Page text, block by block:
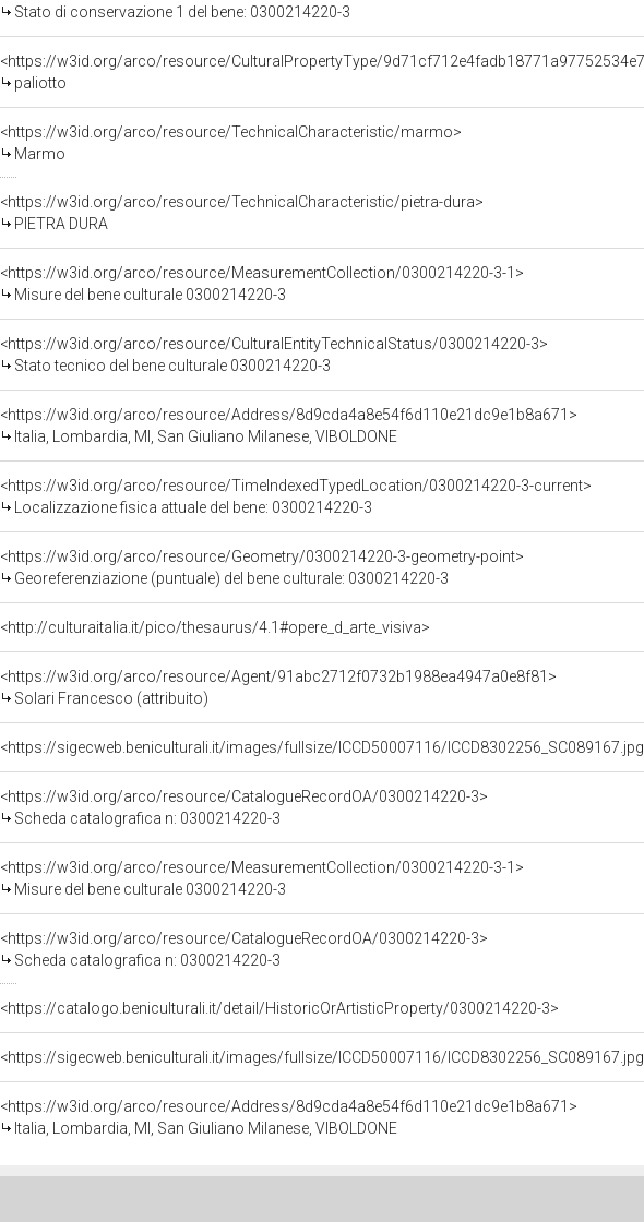
Stato di conservazione 1 del bene: 0300214220-3
<https://w3id.org/arco/resource/CulturalPropertyType/
paliotto
<https://w3id.org/arco/resource/TechnicalCharacteristic/marmo>
Marmo
<https://w3id.org/arco/resource/TechnicalCharacteristic/pietra-dura>
PIETRA DURA
<https://w3id.org/arco/resource/MeasurementCollection/0300214220-3-1>
Misure del bene culturale 0300214220-3
<https://w3id.org/arco/resource/CulturalEntityTechnicalStatus/0300214220-3>
Stato tecnico del bene culturale 0300214220-3
<https://w3id.org/arco/resource/Address/8d9cda4a8e54f6d110e21dc9e1b8a671>
Italia, Lombardia, MI, San Giuliano Milanese, VIBOLDONE
<https://w3id.org/arco/resource/TimeIndexedTypedLocation/0300214220-3-current>
Localizzazione fisica attuale del bene: 0300214220-3
<https://w3id.org/arco/resource/Geometry/0300214220-3-geometry-point>
Georeferenziazione (puntuale) del bene culturale: 0300214220-3
<http://culturaitalia.it/pico/thesaurus/4.1#opere_d_arte_visiva>
<https://w3id.org/arco/resource/Agent/91abc2712f0732b1988ea4947a0e8f81>
Solari Francesco (attribuito)
<https://sigecweb.beniculturali.it/images/fullsize/ICCD50007116/
<https://w3id.org/arco/resource/CatalogueRecordOA/0300214220-3>
Scheda catalografica n: 0300214220-3
<https://w3id.org/arco/resource/MeasurementCollection/0300214220-3-1>
Misure del bene culturale 0300214220-3
<https://w3id.org/arco/resource/CatalogueRecordOA/0300214220-3>
Scheda catalografica n: 0300214220-3
<https://catalogo.beniculturali.it/detail/HistoricOrArtisticProperty/0300214220-3>
<https://sigecweb.beniculturali.it/images/fullsize/ICCD50007116/
<https://w3id.org/arco/resource/Address/8d9cda4a8e54f6d110e21dc9e1b8a671>
Italia, Lombardia, MI, San Giuliano Milanese, VIBOLDONE